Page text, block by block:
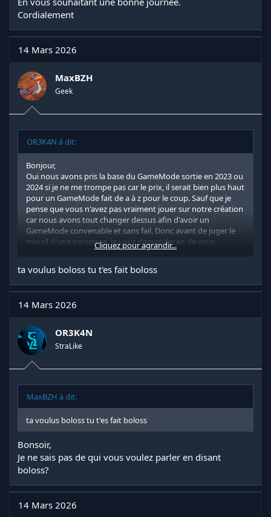
Cordialement
14 Mars 2026
MaxBZH
Geek
OR3K4N à dit:
Bonjour,
Oui nous avons pris la base du GameMode sortie en 2023 ou
2024 si je ne me trompe pas car le prix, il serait bien plus haut
pour un GameMode fait de a à z pour le coup. Sauf que je
pense que vous n'avez pas vraiment jouer sur notre création
car nous avons tout changer dessus afin d'avoir un
GameMode convenable et sans fail. Donc avant de juger le
travail d'une personne, je vous demanderais de vous
remettre en question.
Cordialement
Cliquez pour agrandir...
ta voulus boloss tu t'es fait boloss
14 Mars 2026
OR3K4N
StraLike
MaxBZH à dit:
ta voulus boloss tu t'es fait boloss
Bonsoir,
Je ne sais pas de qui vous voulez parler en disant
boloss?
14 Mars 2026